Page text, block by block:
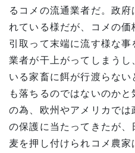
るコメの流通業者だ。政
れている様だが、コメの
引取って末端に流す様な
業者が干上がってしまう
いる家畜に餌が行渡らな
も落ちるのではないのか
の為、欧州やアメリカで
の保護に当たってきたが
麦を押し付けられコメ農家